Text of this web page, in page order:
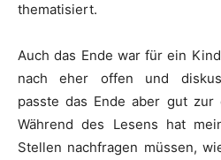
thematisiert.
Auch das Ende war für ein
nach eher offen und
passte das Ende aber gut zur
Während des Lesens hat
Stellen nachfragen müssen,